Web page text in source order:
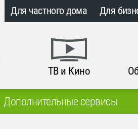
Для частного дома Для
ТВ и Кино
Дополнительные сервисы